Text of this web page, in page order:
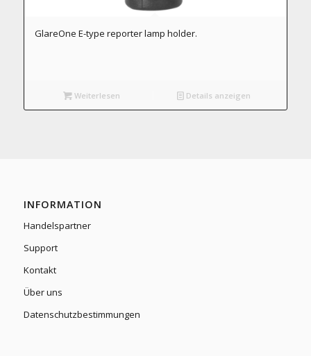
GlareOne E-type reporter lamp holder.
Weiterlesen Details anzeigen
INFORMATION
Handelspartner
Support
Kontakt
Über uns
Datenschutzbestimmungen